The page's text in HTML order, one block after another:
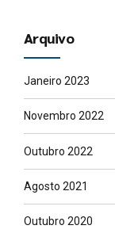
Arquivo
Janeiro 2023
Novembro 2022
Outubro 2022
Agosto 2021
Outubro 2020